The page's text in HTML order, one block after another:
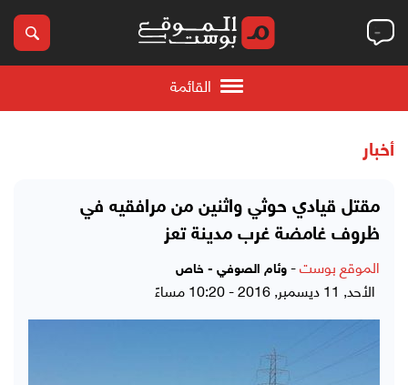
القائمة
أخبار
مقتل قيادي حوثي واثنين من مرافقيه في
ظروف غامضة غرب مدينة تعز
الموقع بوست- وئام الصوفي - خاص
الأحد, 11 ديسمبر, 2016 - 10:20 مساءً